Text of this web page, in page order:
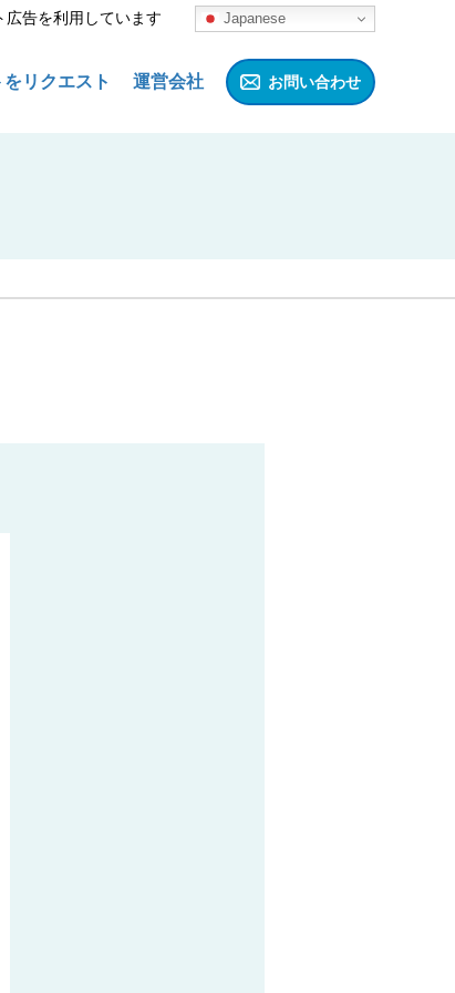
広告を利用しています Japanese
リクエスト 運営会社 お問い合わせ